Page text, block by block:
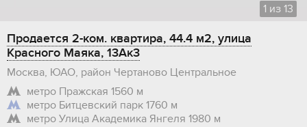
1 из 13
Продается 2-ком. квартира, 44.4 м2, улица
Красного Маяка, 13Ак3
Москва, ЮАО, район Чертаново Центральное
метро Пражская 1560 м
метро Битцевский парк 1760 м
метро Улица Академика Янгеля 1980 м